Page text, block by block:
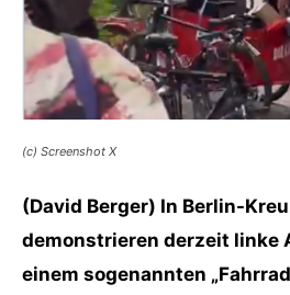
(c) Screenshot X
(David Berger) In Berlin-
demonstrieren derzeit linke
einem sogenannten